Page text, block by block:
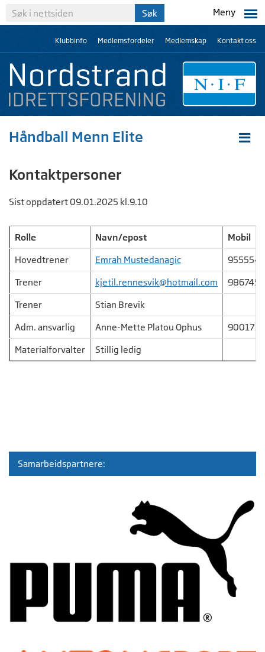
Meny
Klubbinfo Medlemsfordeler Medlemskap Kontakt oss
Håndball Menn Elite
Kontaktpersoner
Sist oppdatert 09.01.2025 kl.9.10
Rolle Navn/epost Mobil
Hovedtrener Emrah Mustedanagic
Trener
kjetil.rennesvik@hotmail.com
Trener
Stian Brevik
Adm. ansvarlig
Anne-Mette Platou Ophus
Materialforvalter
Stillig ledig
Samarbeidspartnere: